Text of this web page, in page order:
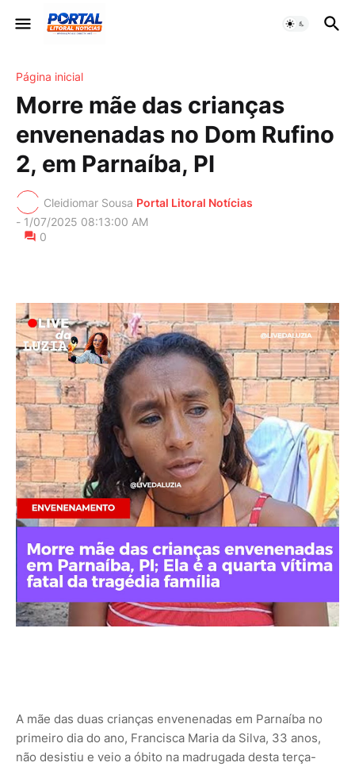
Página inicial
Morre mãe das crianças
envenenadas no Dom Rufino
2, em Parnaíba, PI
Cleidiomar Sousa Portal Litoral Notícias
- 1/07/2025 08:13:00 AM
0
A mãe das duas crianças envenenadas em Parnaíba no
primeiro dia do ano, Francisca Maria da Silva, 33 anos,
não desistiu e veio a óbito na madrugada desta terça-